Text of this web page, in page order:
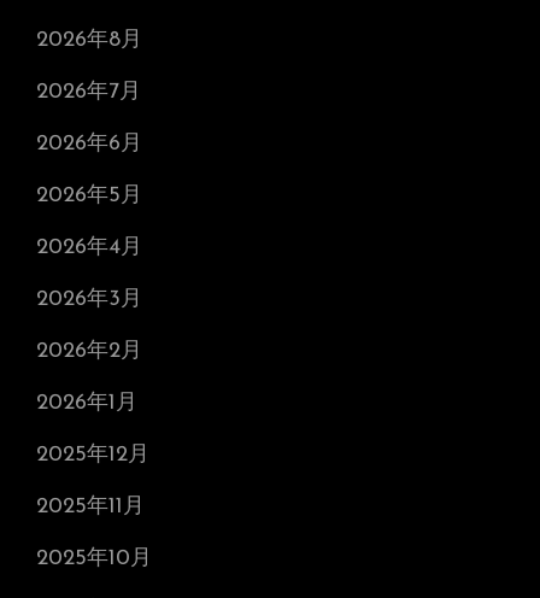
2026年8月
2026年7月
2026年6月
2026年5月
2026年4月
2026年3月
2026年2月
2026年1月
2025年12月
2025年11月
2025年10月